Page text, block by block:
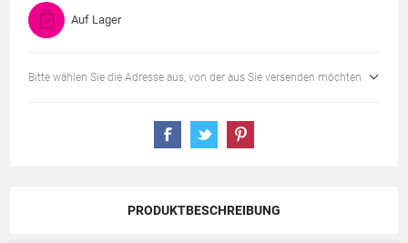
Auf Lager
Bitte wählen Sie die Adresse aus, von der aus Sie versenden möchten
PRODUKTBESCHREIBUNG